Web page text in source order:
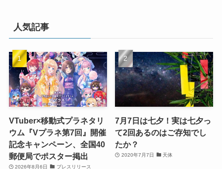
人気記事
VTuber×移動式プラネタリ
ウム『Vプラネ第7回』開催
記念キャンペーン、全国40
郵便局でポスター掲出
2026年8月6日 プレスリリース
7月7日は七夕！実は七夕っ
て2回あるのはご存知でし
たか？
2020年7月7日 天体